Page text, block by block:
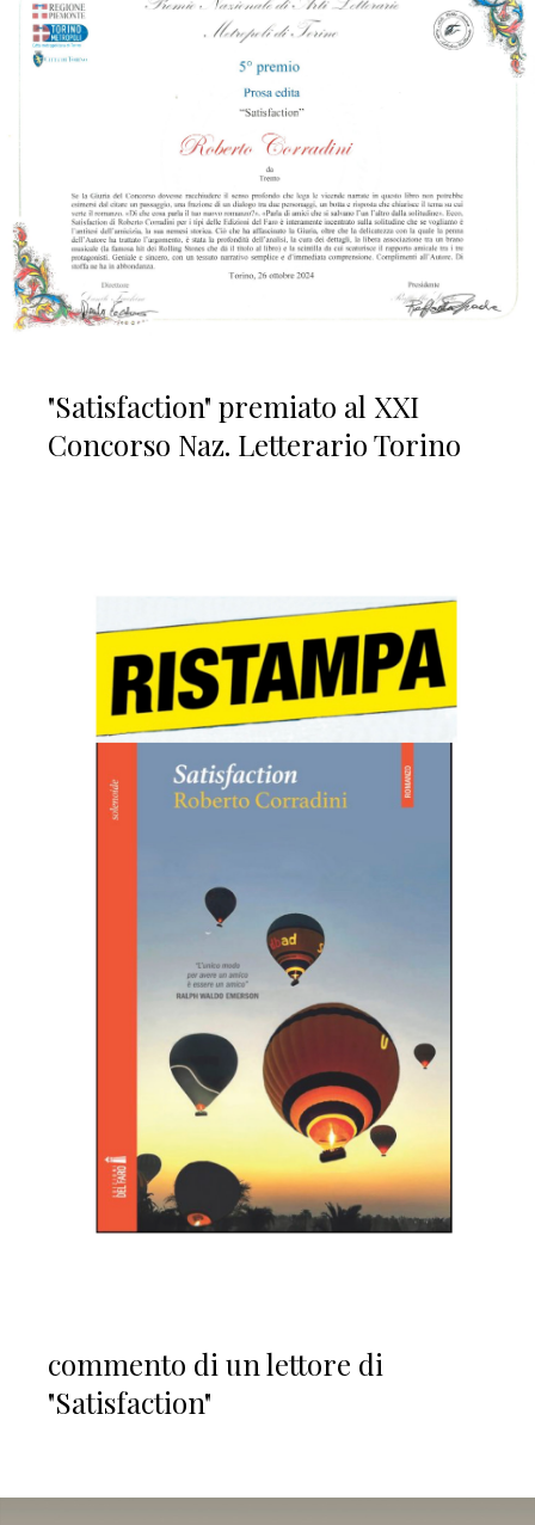
"Satisfaction" premiato al XXI
Concorso Naz. Letterario Torino
commento di un lettore di
"Satisfaction"